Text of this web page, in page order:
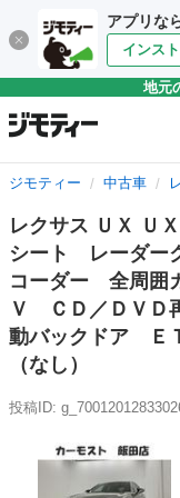
アプリな
インス
地元
ジモティー 中古車
レクサス ＵＸ Ｕ
シート レーダー
コーダー 全周囲
Ｖ ＣＤ／ＤＶＤ
動バックドア Ｅ
（なし）
投稿ID: